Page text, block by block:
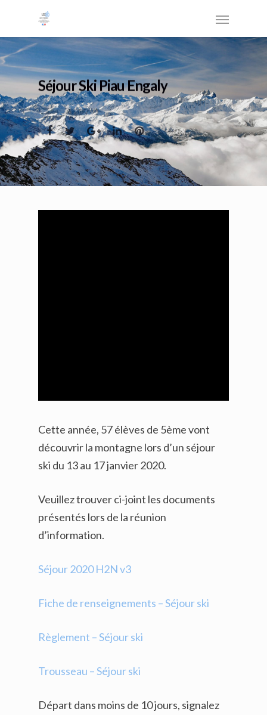
Séjour Ski Piau Engaly
Cette année, 57 élèves de 5ème vont
découvrir la montagne lors d’un séjour
ski du 13 au 17 janvier 2020.
Veuillez trouver ci-joint les documents
présentés lors de la réunion
d’information.
Séjour 2020 H2N v3
Fiche de renseignements – Séjour ski
Règlement – Séjour ski
Trousseau – Séjour ski
Départ dans moins de 10 jours, signalez